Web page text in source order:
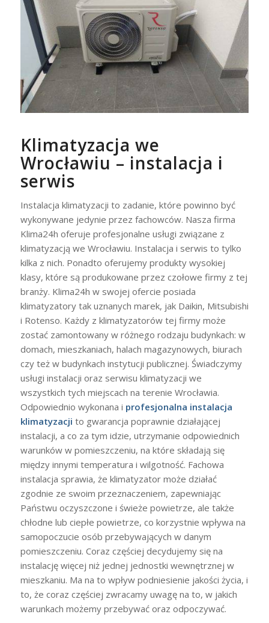
Klimatyzacja we
Wrocławiu – instalacja i
serwis
Instalacja klimatyzacji to zadanie, które powinno być
wykonywane jedynie przez fachowców. Nasza firma
Klima24h oferuje profesjonalne usługi związane z
klimatyzacją we Wrocławiu. Instalacja i serwis to tylko
kilka z nich. Ponadto oferujemy produkty wysokiej
klasy, które są produkowane przez czołowe firmy z tej
branży. Klima24h w swojej ofercie posiada
klimatyzatory tak uznanych marek, jak Daikin, Mitsubishi
i Rotenso. Każdy z klimatyzatorów tej firmy może
zostać zamontowany w różnego rodzaju budynkach: w
domach, mieszkaniach, halach magazynowych, biurach
czy też w budynkach instytucji publicznej. Świadczymy
usługi instalacji oraz serwisu klimatyzacji we
wszystkich tych miejscach na terenie Wrocławia.
Odpowiednio wykonana i profesjonalna instalacja
klimatyzacji to gwarancja poprawnie działającej
instalacji, a co za tym idzie, utrzymanie odpowiednich
warunków w pomieszczeniu, na które składają się
między innymi temperatura i wilgotność. Fachowa
instalacja sprawia, że klimatyzator może działać
zgodnie ze swoim przeznaczeniem, zapewniając
Państwu oczyszczone i świeże powietrze, ale także
chłodne lub ciepłe powietrze, co korzystnie wpływa na
samopoczucie osób przebywających w danym
pomieszczeniu. Coraz częściej decydujemy się na
instalację więcej niż jednej jednostki wewnętrznej w
mieszkaniu. Ma na to wpływ podniesienie jakości życia, i
to, że coraz częściej zwracamy uwagę na to, w jakich
warunkach możemy przebywać oraz odpoczywać.